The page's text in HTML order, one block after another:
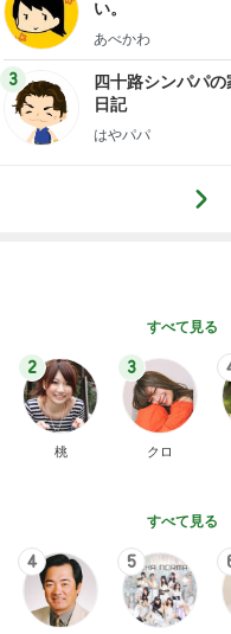
い。
あべかわ
3
四十路シンパパの
日記
はやパパ
すべて見る
2
桃
3
クロ
すべて見る
4 5